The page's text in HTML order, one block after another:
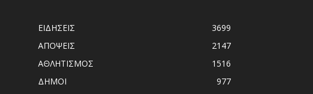
ΕΙΔΗΣΕΙΣ
3699
ΑΠΟΨΕΙΣ
2147
ΑΘΛΗΤΙΣΜΟΣ
1516
ΔΗΜΟΙ
977